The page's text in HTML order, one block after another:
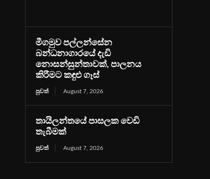
මීගමුව පල්ලන්සේන
බන්ධනාගාරයේ දැඩි
නොසන්සුන්තාවක්, පාලනය
කිරීමට කඳුළු ගෑස්
පුවත් August 7, 2026
තායිලන්තයේ පාසලක වෙඩි
තැබීමක්
පුවත් August 7, 2026